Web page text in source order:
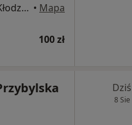
ul. Jana Pawła II, nr 4 pokój 202A, Kłodzko • Mapa
100 zł
Dziś
8 Sie